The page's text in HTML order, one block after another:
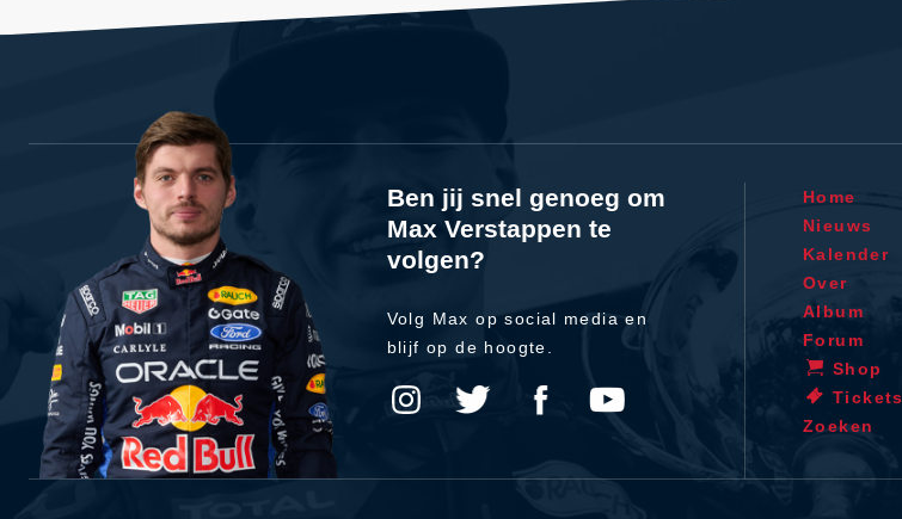
Ben jij snel genoeg om
Max Verstappen te
volgen?
Volg Max op social media en
blijf op de hoogte.
Home
Nieuws
Kalender
Over
Album
Forum
Shop
Tickets
Zoeken